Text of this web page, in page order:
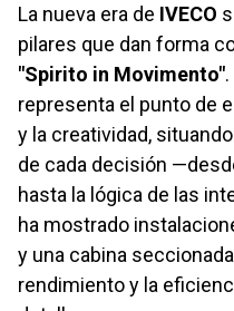
La nueva era de IVECO
pilares que dan forma
"Spirito in Movimento".
representa el punto de
y la creatividad,
de cada decisión
hasta la lógica de las
ha mostrado
y una cabina
rendimiento y la